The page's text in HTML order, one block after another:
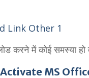
Link Other 1
करने में कोई समस्या
MS